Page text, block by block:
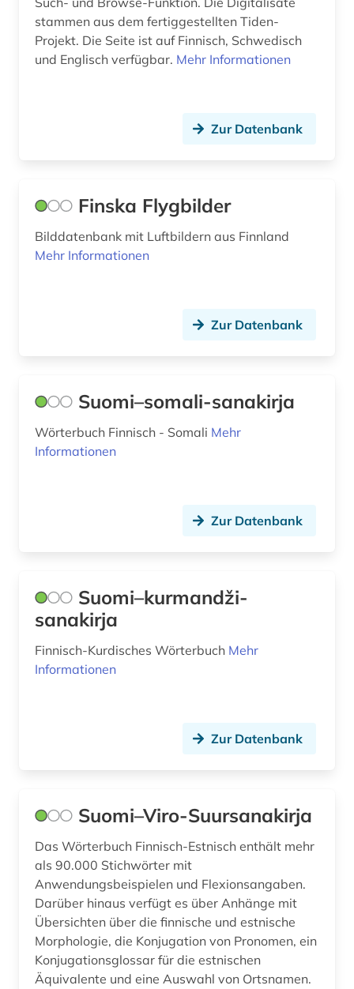
uppsala (1)
usa (1)
volksliteratur (2)
westermarck, edward | philosoph; soziologe;
zeitschrift (1)
zeitschriftenaufsatz (2)
ålandinseln (1)
stammen aus dem fertiggestellten Tiden-
Projekt. Die Seite ist auf Finnisch, Schwedisch
und Englisch verfügbar. Mehr Informationen
Zur Datenbank
Finska Flygbilder
Bilddatenbank mit Luftbildern aus Finnland
Mehr Informationen
Zur Datenbank
Suomi–somali-sanakirja
Wörterbuch Finnisch - Somali Mehr
Informationen
Zur Datenbank
Suomi–kurmandži-
sanakirja
Finnisch-Kurdisches Wörterbuch Mehr
Informationen
Zur Datenbank
Suomi–Viro-Suursanakirja
Das Wörterbuch Finnisch-Estnisch enthält mehr
als 90.000 Stichwörter mit
Anwendungsbeispielen und Flexionsangaben.
Darüber hinaus verfügt es über Anhänge mit
Übersichten über die finnische und estnische
Morphologie, die Konjugation von Pronomen, ein
Konjugationsglossar für die estnischen
Äquivalente und eine Auswahl von Ortsnamen.